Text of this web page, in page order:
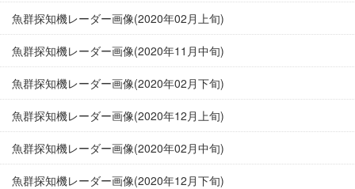
魚群探知機レーダー画像(2020年02月上旬)
魚群探知機レーダー画像(2020年11月中旬)
魚群探知機レーダー画像(2020年02月下旬)
魚群探知機レーダー画像(2020年12月上旬)
魚群探知機レーダー画像(2020年02月中旬)
魚群探知機レーダー画像(2020年12月下旬)